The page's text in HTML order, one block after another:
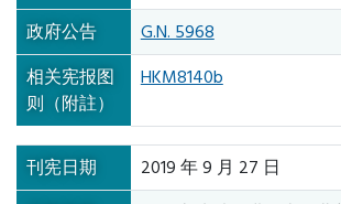
政府公告
G.N. 5968
相关宪报图
则（附註）
HKM8140b
刊宪日期
2019 年 9 月 27 日